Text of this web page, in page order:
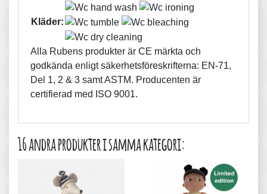
Kläder:
Alla Rubens produkter är CE märkta och
godkända enligt säkerhetsföreskrifterna: EN-71,
Del 1, 2 & 3 samt ASTM. Producenten är
certifierad med ISO 9001.
16 andra produkter i samma kategori: